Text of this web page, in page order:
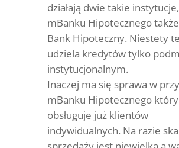
działają dwie takie
mBanku Hipotecznego
Bank Hipoteczny. Niestety
udziela kredytów tylko
instytucjonalnym.
Inaczej ma się sprawa w
mBanku Hipotecznego który
obsługuje już klientów
indywidualnych. Na razie